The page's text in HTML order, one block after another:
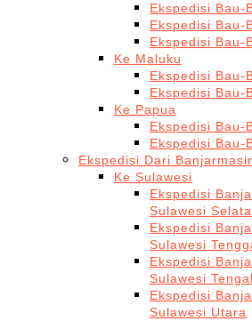
Ekspedisi Bau-
Ekspedisi Bau-
Ekspedisi Bau-
Ke Maluku
Ekspedisi Bau-
Ekspedisi Bau-
Ke Papua
Ekspedisi Bau-
Ekspedisi Bau-
Ekspedisi Dari
Ke Sulawesi
Ekspedisi
Sulawesi
Ekspedisi
Sulawesi
Ekspedisi
Sulawesi
Ekspedisi
Sulawesi Utara